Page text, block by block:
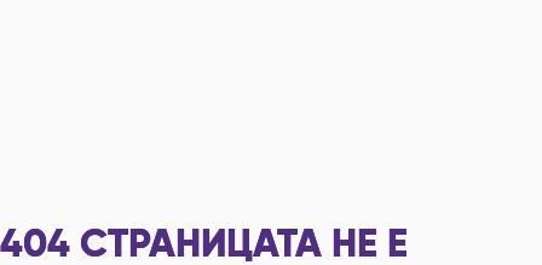
404 СТРАНИЦАТА НЕ Е